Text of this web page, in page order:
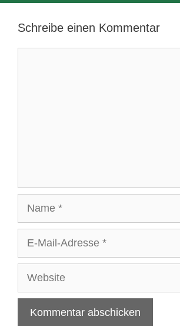
Schreibe einen Kommentar
Adresse
Website